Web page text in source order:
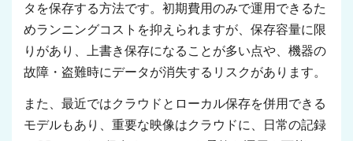
タを保存する方法です。初期費用のみで運用できるた
めランニングコストを抑えられますが、保存容量に限
りがあり、上書き保存になることが多い点や、機器の
故障・盗難時にデータが消失するリスクがあります。
また、最近ではクラウドとローカル保存を併用できる
モデルもあり、重要な映像はクラウドに、日常の記録